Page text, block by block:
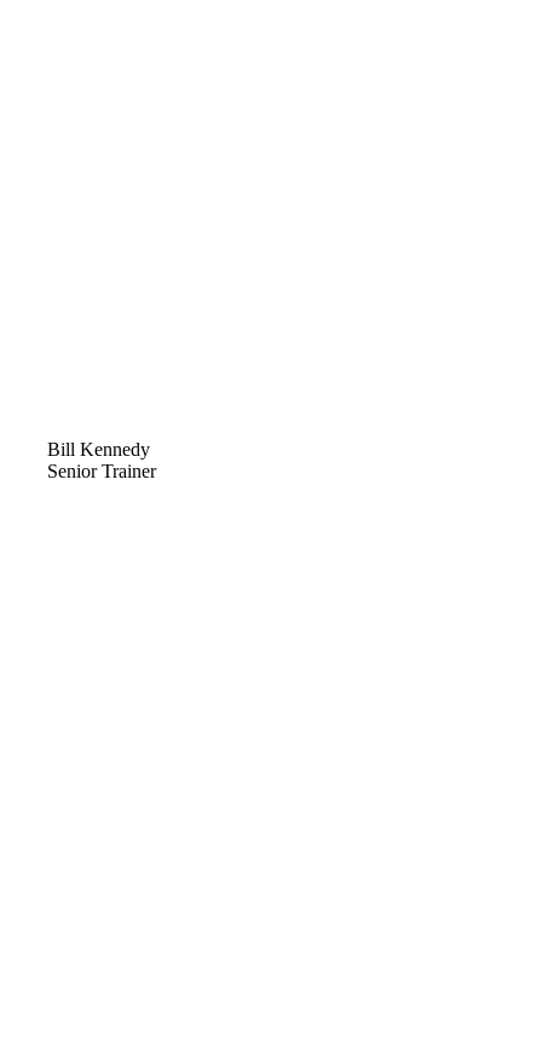
Bill Kennedy
Senior Trainer